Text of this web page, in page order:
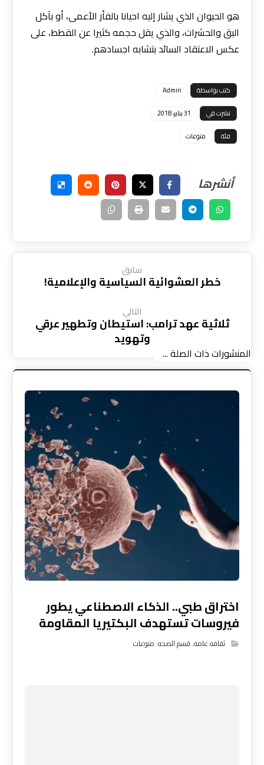
هو الحيوان الذي يشار إليه احيانا بالفأر الأعمى، أو بآكل
البق والحشرات، والذي يقل حجمه كثيرا عن القطط، على
عكس الاعتقاد السائد بتشابه اجسادهم.
كتب بواسطة
Admin
نشرت في
31 يناير، 2018
فئة
منوعات
سابق
خطر العشوائية السياسية والإعلامية!
التالي
ثلاثية عهد ترامب: استيطان وتطهير عرقي
وتهويد
المنشورات ذات الصلة ...
اختراق طبي.. الذكاء الاصطناعي يطور
فيروسات تستهدف البكتيريا المقاومة
ثقافه عامه,قسم الصحه,منوعات